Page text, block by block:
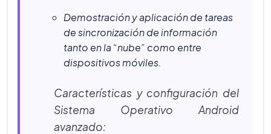
Demostración y aplicación de tareas
de sincronización de información
tanto en la “nube” como entre
dispositivos móviles.
Características y configuración del
Sistema Operativo Android
avanzado: